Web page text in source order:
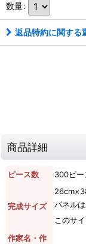
数量:
返品特約に関する
商品詳細
ピース数 300ピー
完成サイズ
パネルは
このサ
作家名・作